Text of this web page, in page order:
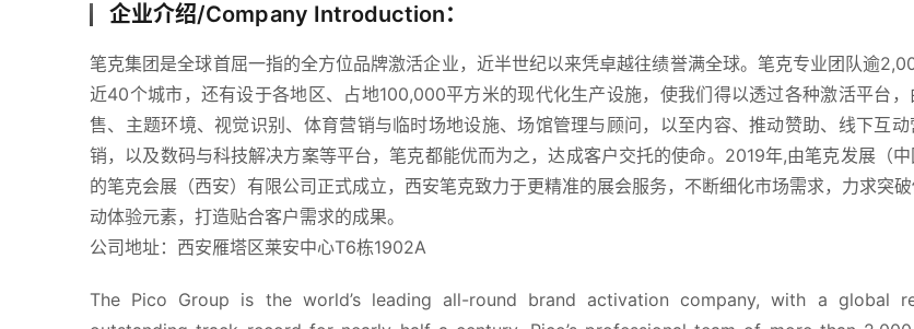
企业介绍/Company Introduction：
笔克集团是全球首屈一指的全方位品牌激活企业，近半世纪以来凭卓越往绩誉满全球。笔克专业团队逾
近40个城市，还有设于各地区、占地100,000平方米的现代化生产设施，使我们得以透过各种激活平台
售、主题环境、视觉识别、体育营销与临时场地设施、场馆管理与顾问，以至内容、推动赞助、线下互
销，以及数码与科技解决方案等平台，笔克都能优而为之，达成客户交托的使命。2019年,由笔克发展（
的笔克会展（西安）有限公司正式成立，西安笔克致力于更精准的展会服务，不断细化市场需求，力求突
动体验元素，打造贴合客户需求的成果。
公司地址：西安雁塔区莱安中心T6栋1902A
The Pico Group is the world’s leading all-round brand activation company, with a global